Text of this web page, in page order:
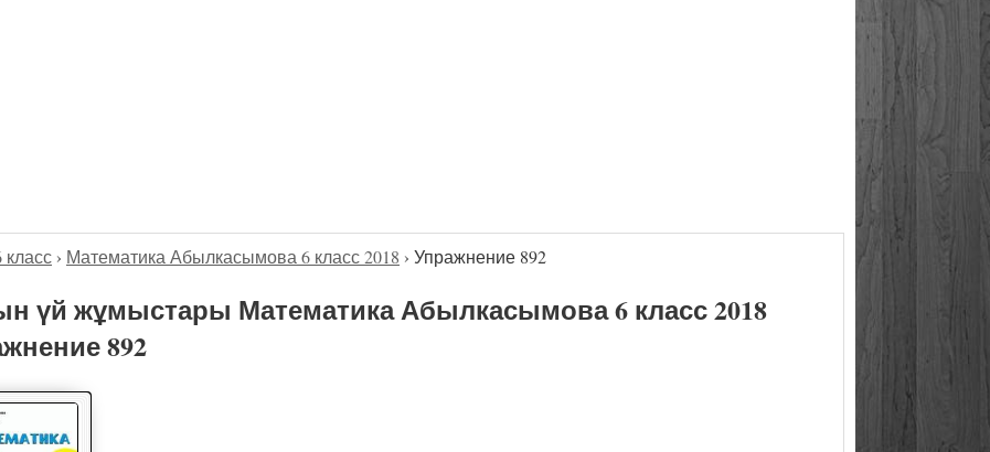
класс › Математика Абылкасымова 6 класс 2018 › Упражнение 892
үй жұмыстары Математика Абылкасымова 6 класс 2018
892